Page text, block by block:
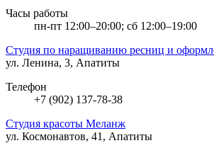
Часы работы
пн-пт 12:00–20:00; сб 12:00–19:00
Студия по наращиванию ресниц и
ул. Ленина, 3, Апатиты
Телефон
+7 (902) 137-78-38
Студия красоты Меланж
ул. Космонавтов, 41, Апатиты